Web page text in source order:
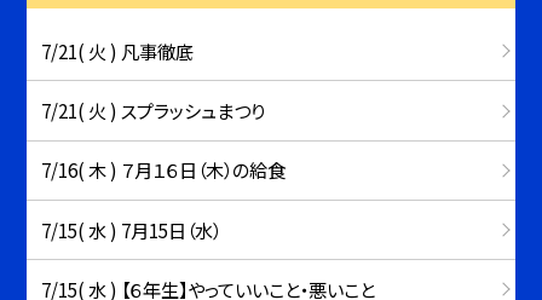
7/21( 火 ) 凡事徹底
7/21( 火 ) スプラッシュまつり
7/16( 木 ) ７月１６日（木）の給食
7/15( 水 ) 7月15日（水）
7/15( 水 ) 【６年生】やっていいこと・悪いこと